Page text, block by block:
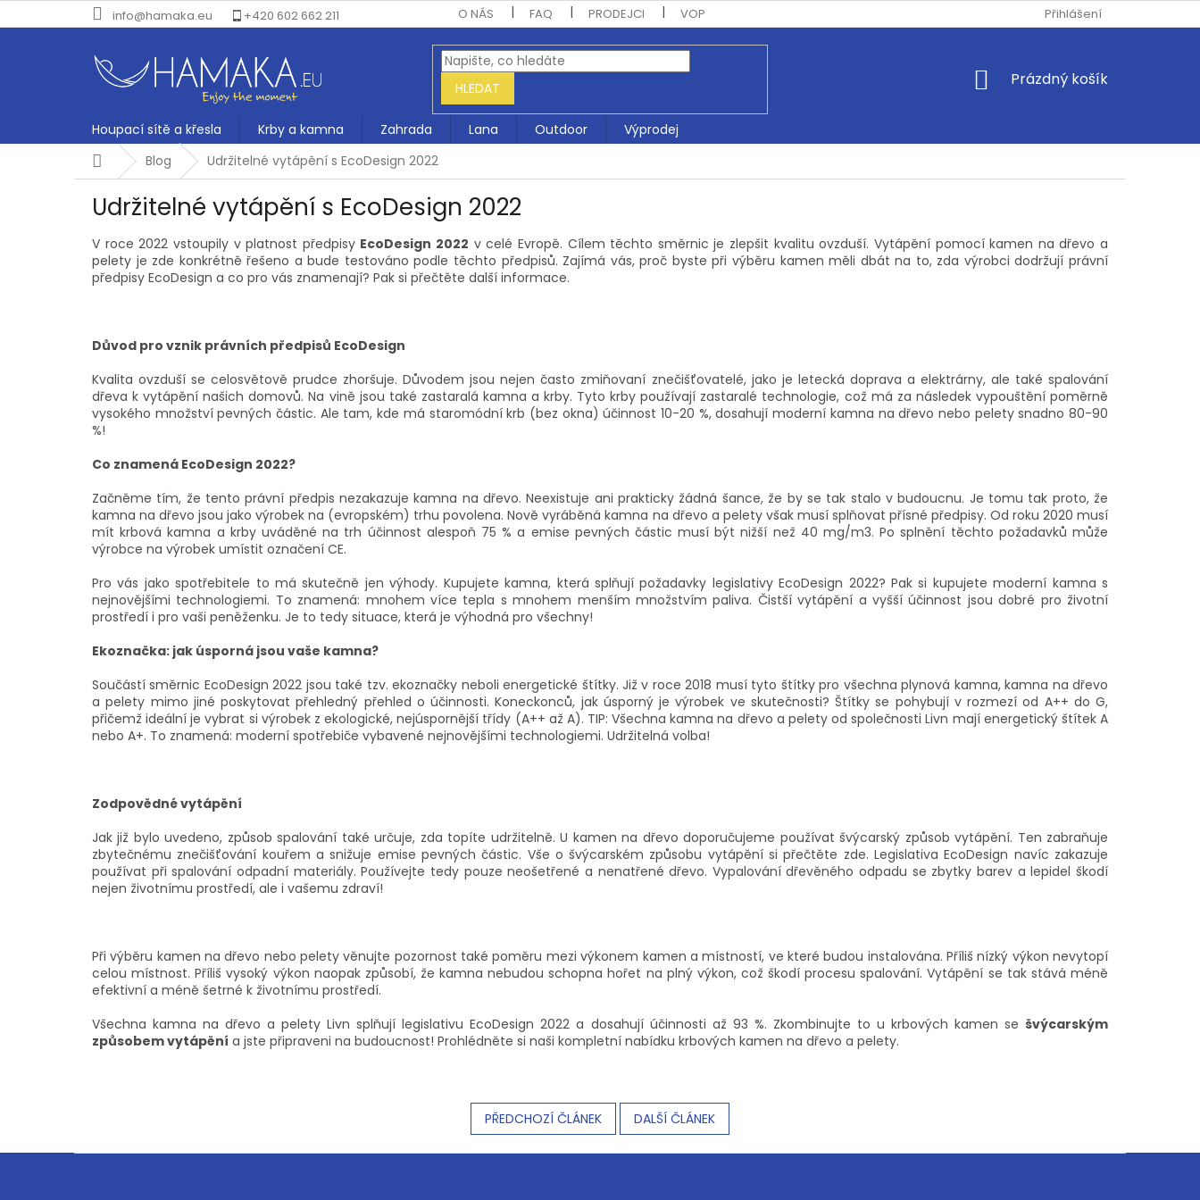
na
info@hamaka.eu +420 602 662 211 O NÁS FAQ PRODEJCI VOP Přihlášení
HLEDAT
NÁKUPNÍ
Prázdný košík
Houpací sítě a křesla Krby a kamna Zahrada Lana Outdoor
Výprodej
DomůBlog Udržitelné vytápění s EcoDesign 2022
Udržitelné vytápění s EcoDesign 2022
V roce 2022 vstoupily v platnost předpisy EcoDesign 2022 v celé Evropě. Cílem těchto směrnic je zlepšit kvalitu ovzduší. Vytápění pomocí kamen na dřevo a
pelety je zde konkrétně řešeno a bude testováno podle těchto předpisů. Zajímá vás, proč byste při výběru kamen měli dbát na to, zda výrobci dodržují právní
předpisy EcoDesign a co pro vás znamenají? Pak si přečtěte další informace.
Důvod pro vznik právních předpisů EcoDesign
Kvalita ovzduší se celosvětově prudce zhoršuje. Důvodem jsou nejen často zmiňovaní znečišťovatelé, jako je letecká doprava a elektrárny, ale také spalování
dřeva k vytápění našich domovů. Na vině jsou také zastaralá kamna a krby. Tyto krby používají zastaralé technologie, což má za následek vypouštění poměrně
vysokého množství pevných částic. Ale tam, kde má staromódní krb (bez okna) účinnost 10-20 %, dosahují moderní kamna na dřevo nebo pelety snadno 80-90
%!
Co znamená EcoDesign 2022?
Začněme tím, že tento právní předpis nezakazuje kamna na dřevo. Neexistuje ani prakticky žádná šance, že by se tak stalo v budoucnu. Je tomu tak proto, že
kamna na dřevo jsou jako výrobek na (evropském) trhu povolena. Nově vyráběná kamna na dřevo a pelety však musí splňovat přísné předpisy. Od roku 2020 musí
mít krbová kamna a krby uváděné na trh účinnost alespoň 75 % a emise pevných částic musí být nižší než 40 mg/m3. Po splnění těchto požadavků může
výrobce na výrobek umístit označení CE.
Pro vás jako spotřebitele to má skutečně jen výhody. Kupujete kamna, která splňují požadavky legislativy EcoDesign 2022? Pak si kupujete moderní kamna s
nejnovějšími technologiemi. To znamená: mnohem více tepla s mnohem menším množstvím paliva. Čistší vytápění a vyšší účinnost jsou dobré pro životní
prostředí i pro vaši peněženku. Je to tedy situace, která je výhodná pro všechny!
Ekoznačka: jak úsporná jsou vaše kamna?
Součástí směrnic EcoDesign 2022 jsou také tzv. ekoznačky neboli energetické štítky. Již v roce 2018 musí tyto štítky pro všechna plynová kamna, kamna na dřevo
a pelety mimo jiné poskytovat přehledný přehled o účinnosti. Koneckonců, jak úsporný je výrobek ve skutečnosti? Štítky se pohybují v rozmezí od A++ do G,
přičemž ideální je vybrat si výrobek z ekologické, nejúspornější třídy (A++ až A). TIP: Všechna kamna na dřevo a pelety od společnosti Livn mají energetický štítek A
nebo A+. To znamená: moderní spotřebiče vybavené nejnovějšími technologiemi. Udržitelná volba!
Zodpovědné vytápění
Jak již bylo uvedeno, způsob spalování také určuje, zda topíte udržitelně. U kamen na dřevo doporučujeme používat švýcarský způsob vytápění. Ten zabraňuje
zbytečnému znečišťování kouřem a snižuje emise pevných částic. Vše o švýcarském způsobu vytápění si přečtěte zde. Legislativa EcoDesign navíc zakazuje
používat při spalování odpadní materiály. Používejte tedy pouze neošetřené a nenatřené dřevo. Vypalování dřevěného odpadu se zbytky barev a lepidel škodí
nejen životnímu prostředí, ale i vašemu zdraví!
Při výběru kamen na dřevo nebo pelety věnujte pozornost také poměru mezi výkonem kamen a místností, ve které budou instalována. Příliš nízký výkon nevytopí
celou místnost. Příliš vysoký výkon naopak způsobí, že kamna nebudou schopna hořet na plný výkon, což škodí procesu spalování. Vytápění se tak stává méně
efektivní a méně šetrné k životnímu prostředí.
Všechna kamna na dřevo a pelety Livn splňují legislativu EcoDesign 2022 a dosahují účinnosti až 93 %. Zkombinujte to u krbových kamen se švýcarským
způsobem vytápění a jste připraveni na budoucnost! Prohlédněte si naši kompletní nabídku krbových kamen na dřevo a pelety.
PŘEDCHOZÍ ČLÁNEK DALŠÍ ČLÁNEK